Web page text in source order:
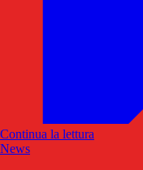
Continua la lettura
News